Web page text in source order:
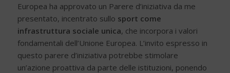
Europea ha approvato un Parere d’iniziativa da me
presentato, incentrato sullo sport come
infrastruttura sociale unica, che incorpora i valori
fondamentali dell’Unione Europea. L’invito espresso in
questo parere d’iniziativa potrebbe stimolare
un’azione proattiva da parte delle istituzioni, ponendo